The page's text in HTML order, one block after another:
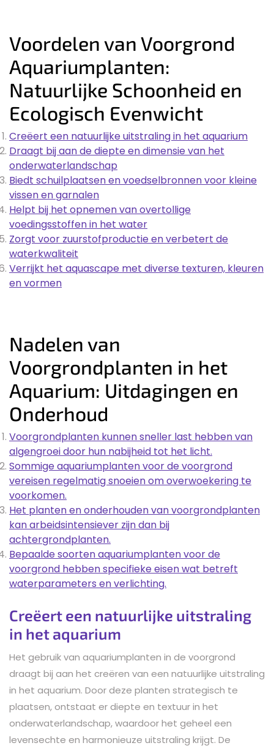
Voordelen van Voorgrond
Aquariumplanten:
Natuurlijke Schoonheid en
Ecologisch Evenwicht
Creëert een natuurlijke uitstraling in het aquarium
Draagt bij aan de diepte en dimensie van het
onderwaterlandschap
Biedt schuilplaatsen en voedselbronnen voor kleine
vissen en garnalen
Helpt bij het opnemen van overtollige
voedingsstoffen in het water
Zorgt voor zuurstofproductie en verbetert de
waterkwaliteit
Verrijkt het aquascape met diverse texturen, kleuren
en vormen
Nadelen van
Voorgrondplanten in het
Aquarium: Uitdagingen en
Onderhoud
Voorgrondplanten kunnen sneller last hebben van
algengroei door hun nabijheid tot het licht.
Sommige aquariumplanten voor de voorgrond
vereisen regelmatig snoeien om overwoekering te
voorkomen.
Het planten en onderhouden van voorgrondplanten
kan arbeidsintensiever zijn dan bij
achtergrondplanten.
Bepaalde soorten aquariumplanten voor de
voorgrond hebben specifieke eisen wat betreft
waterparameters en verlichting.
Creëert een natuurlijke uitstraling
in het aquarium
Het gebruik van aquariumplanten in de voorgrond
draagt bij aan het creëren van een natuurlijke uitstraling
in het aquarium. Door deze planten strategisch te
plaatsen, ontstaat er diepte en textuur in het
onderwaterlandschap, waardoor het geheel een
levensechte en harmonieuze uitstraling krijgt. De